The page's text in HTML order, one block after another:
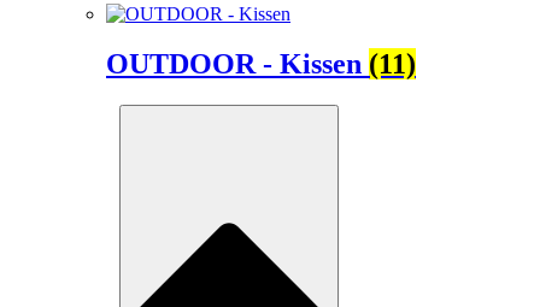
OUTDOOR - Kissen (11)